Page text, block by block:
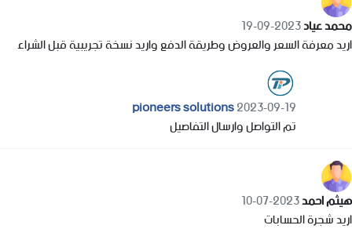
محمد عياد2023-09-19
اريد معرفة السعر والعروض وطريقة الدفع واريد نسخة تجريبية قبل الشراء
pioneers solutions2023-09-19
تم التواصل وارسال التفاصيل
هيثم احمد2023-07-10
اريد شجرة الحسابات